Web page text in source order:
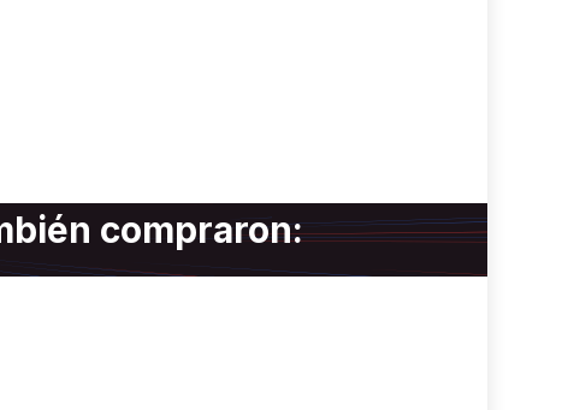
compraron: